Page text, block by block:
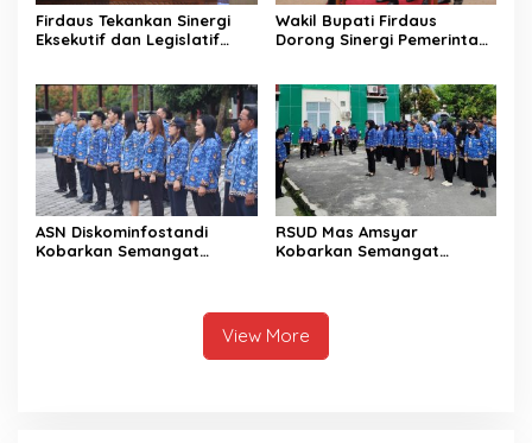
Firdaus Tekankan Sinergi
Eksekutif dan Legislatif
Wakil Bupati Firdaus
Dorong Sinergi Pemerintah
ASN Diskominfostandi
Kobarkan Semangat
RSUD Mas Amsyar
Kobarkan Semangat
View More